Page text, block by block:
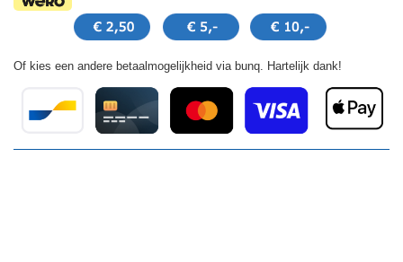
Of kies een andere betaalmogelijkheid via bunq. Hartelijk dank!